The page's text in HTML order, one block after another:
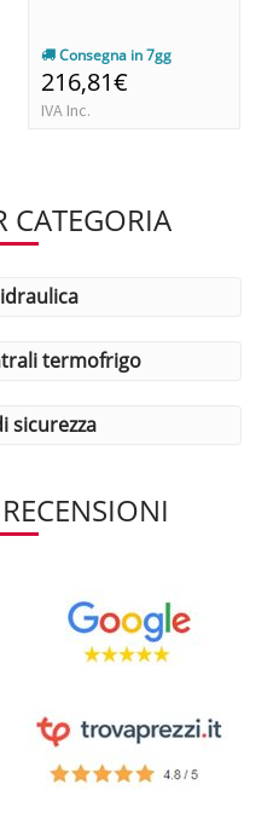
Consegna in 7gg
216,81€
IVA Inc.
CATEGORIA
termofrigo
sicurezza